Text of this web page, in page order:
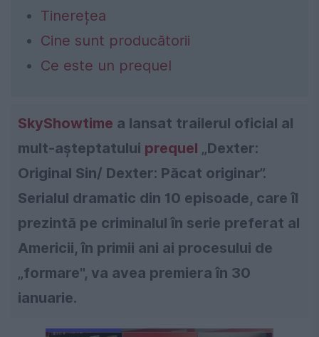
Tinerețea
Cine sunt producătorii
Ce este un prequel
SkyShowtime a lansat trailerul oficial al
mult-aşteptatului prequel „Dexter:
Original Sin/ Dexter: Păcat originar”.
Serialul dramatic din 10 episoade, care îl
prezintă pe criminalul în serie preferat al
Americii, în primii ani ai procesului de
„formare", va avea premiera în 30
ianuarie.